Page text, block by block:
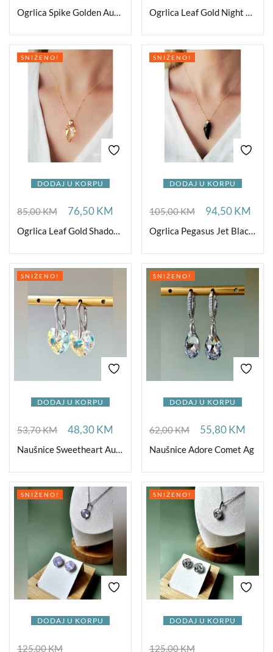
Ogrlica Spike Golden Aurora Ag Ogrlica Leaf Gold Night Ag
DODAJ U KORPU
SNIŽENO!
85,00KM 76,50KM
Ogrlica Leaf Gold Shadow Ag
DODAJ U KORPU
SNIŽENO!
105,00KM 94,50KM
Ogrlica Pegasus Jet Black Ag
DODAJ U KORPU
SNIŽENO!
53,70KM 48,30KM
Naušnice Sweetheart Aurora Ag
DODAJ U KORPU
SNIŽENO!
62,00KM 55,80KM
Naušnice Adore Comet Ag
DODAJ U KORPU
SNIŽENO!
125,00KM
DODAJ U KORPU
SNIŽENO!
125,00KM